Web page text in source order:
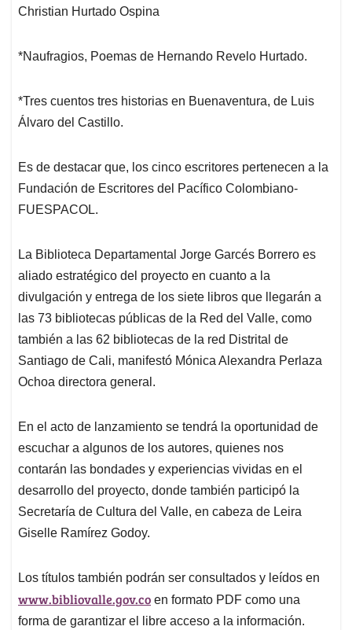
Christian Hurtado Ospina
*Naufragios, Poemas de Hernando Revelo Hurtado.
*Tres cuentos tres historias en Buenaventura, de Luis
Álvaro del Castillo.
Es de destacar que, los cinco escritores pertenecen a la
Fundación de Escritores del Pacífico Colombiano-
FUESPACOL.
La Biblioteca Departamental Jorge Garcés Borrero es
aliado estratégico del proyecto en cuanto a la
divulgación y entrega de los siete libros que llegarán a
las 73 bibliotecas públicas de la Red del Valle, como
también a las 62 bibliotecas de la red Distrital de
Santiago de Cali, manifestó Mónica Alexandra Perlaza
Ochoa directora general.
En el acto de lanzamiento se tendrá la oportunidad de
escuchar a algunos de los autores, quienes nos
contarán las bondades y experiencias vividas en el
desarrollo del proyecto, donde también participó la
Secretaría de Cultura del Valle, en cabeza de Leira
Giselle Ramírez Godoy.
Los títulos también podrán ser consultados y leídos en
www.bibliovalle.gov.co en formato PDF como una
forma de garantizar el libre acceso a la información.